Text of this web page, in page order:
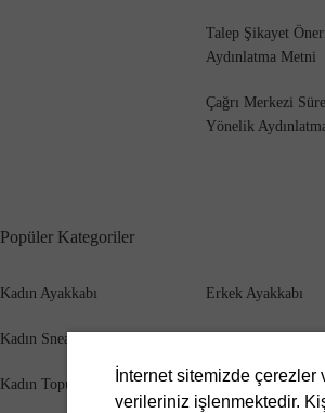
Talep Şikayet
Aydınlatma Metni
Çağrı Merkezi
Yönelik
Popüler Kategoriler
Kadın Ayakkabı
Kadın Sneaker
Kadın Topuklu Ayakkabı
Erkek Ayakkabı
Erkek Cüzdan
İnternet sitemizde çerezler
verileriniz işlenmektedir.